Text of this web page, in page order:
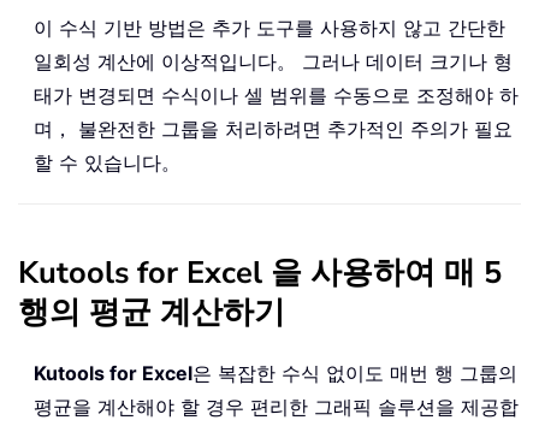
이 수식 기반 방법은 추가 도구를 사용하지 않고 간단한
일회성 계산에 이상적입니다。 그러나 데이터 크기나 형
태가 변경되면 수식이나 셀 범위를 수동으로 조정해야 하
며， 불완전한 그룹을 처리하려면 추가적인 주의가 필요
할 수 있습니다。
Kutools for Excel 을 사용하여 매 5
행의 평균 계산하기
Kutools for Excel은 복잡한 수식 없이도 매번 행 그룹의
평균을 계산해야 할 경우 편리한 그래픽 솔루션을 제공합